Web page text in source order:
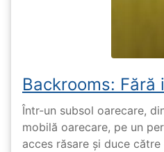
Backrooms:
Într-un subsol oarecare,
mobilă oarecare, pe un
acces răsare și duce